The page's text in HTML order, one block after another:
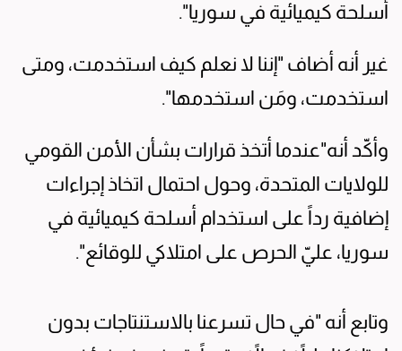
أسلحة كيميائية في سوريا".
غير أنه أضاف "إننا لا نعلم كيف استخدمت، ومتى
استخدمت، ومَن استخدمها".
وأكّد أنه"عندما أتخذ قرارات بشأن الأمن القومي
للولايات المتحدة، وحول احتمال اتخاذ إجراءات
إضافية رداً على استخدام أسلحة كيميائية في
سوريا، عليّ الحرص على امتلاكي للوقائع".
وتابع أنه "في حال تسرعنا بالاستنتاجات بدون